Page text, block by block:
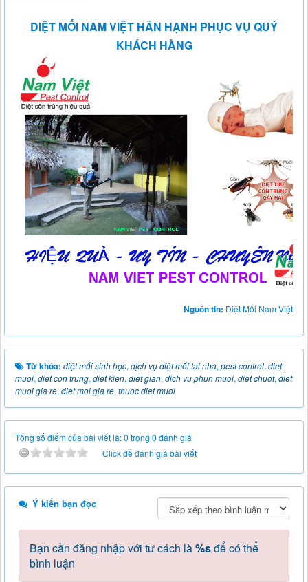
DIỆT MỐI NAM VIỆT HÂN HẠNH PHỤC VỤ QUÝ
KHÁCH HÀNG
Nguồn tin: Diệt Mối Nam Việt
Từ khóa: diệt mối sinh học, dịch vụ diệt mối tại nhà, pest control, diet
muoi, diet con trung, diet kien, diet gian, dich vu phun muoi, diet chuot, diet
muoi gia re, diet moi gia re, thuoc diet muoi
Tổng số điểm của bài viết là: 0 trong 0 đánh giá
Click để đánh giá bài viết
Ý kiến bạn đọc
Bạn cần đăng nhập với tư cách là%sđể có thể
bình luận